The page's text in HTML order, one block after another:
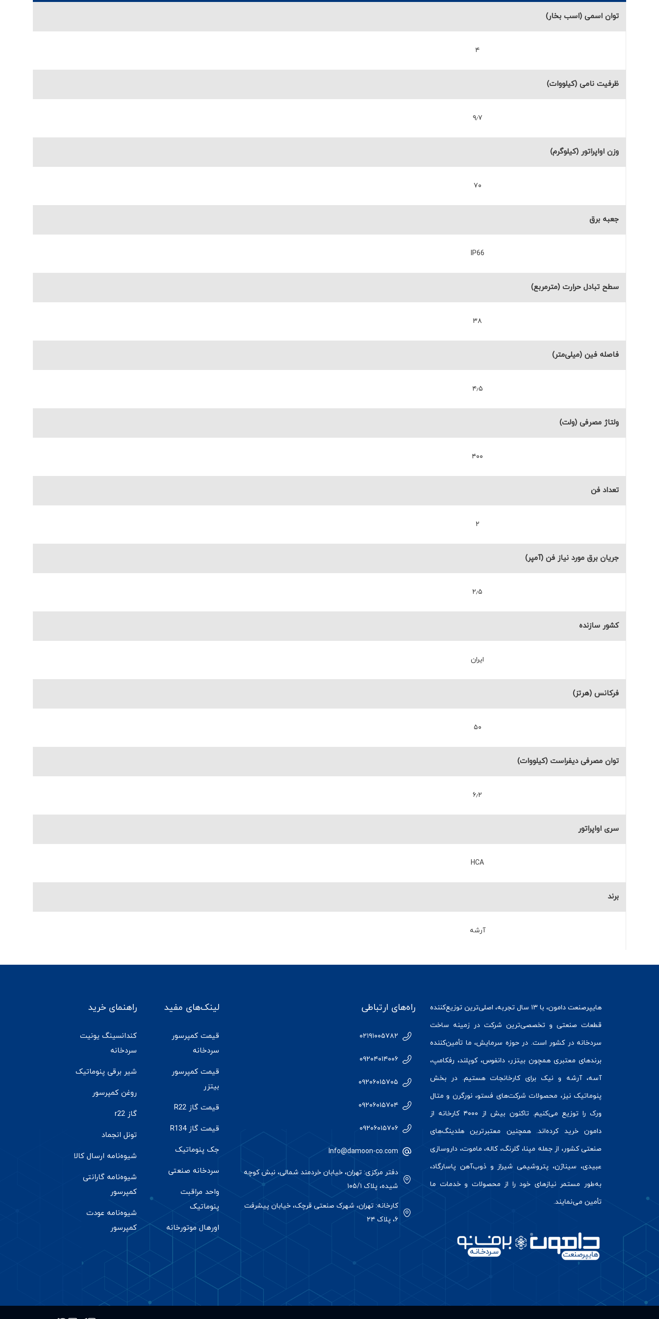
توان اسمی (اسب بخار)
۴
ظرفیت نامی (کیلووات)
۹٫۷
وزن اواپراتور (کیلوگرم)
۷۰
جعبه برق
IP66
سطح تبادل حرارت (مترمربع)
۳۸
فاصله فین (میلی‌متر)
۴٫۵
ولتاژ مصرفی (ولت)
۴۰۰
تعداد فن
۲
جریان برق مورد نیاز فن (آمپر)
۲٫۵
کشور سازنده
ایران
فرکانس (هرتز)
۵۰
توان مصرفی دیفراست (کیلووات)
۶٫۲
سری اواپراتور
HCA
برند
آرشه
هایپرصنعت
دامون، با ۱۳ سال تجربه، اصلی‌ترین توزیع‌کننده
قطعات صنعتی و تخصصی‌ترین شرکت در زمینه ساخت
سردخانه در کشور است. در حوزه سرمایش، ما تأمین‌کننده
برندهای معتبری همچون بیتزر، دانفوس،کوپلند، رفکامپ،
آسه، آرشه و نیک برای کارخانجات هستیم. در بخش
پنوماتیکنیز، محصولات شرکت‌های فستو، نورگرن و متال
ورک
را توزیع می‌کنیم. تاکنون بیش از ۴۰۰۰ کارخانه از
دامون خرید کرده‌اند. همچنین معتبرترین هلدینگ‌های
صنعتی کشور، از جمله مپنا، گلرنگ، کاله، ماموت، داروسازی
عبیدی، سیناژن، پتروشیمی شیراز و ذوب‌آهن پاسارگاد،
به‌طور مستمر نیازهای خود را از محصولات و خدمات ما
تأمین می‌نمایند.
راه‌های ارتباطی
۰۲۱۹۱۰۰۵۷۸۲
۰۹۲۰۴۰۱۴۰۰۶
۰۹۲۰۶۰۱۵۷۰۵
۰۹۲۰۶۰۱۵۷۰۴
۰۹۲۰۶۰۱۵۷۰۶
Info@damoon-co.com
دفتر مرکزی: تهران، خیابان خردمند شمالی، نبش کوچه
شیده، پلاک ۱۰۵/۱
کارخانه: تهران، شهرک صنعتی قرچک، خیابان پیشرفت
۶، پلاک ۲۴
لینک‌های مفید
قیمت کمپرسور
سردخانه
قیمت کمپرسور
بیتزر
قیمت گاز R22
قیمت گاز R134
جک پنوماتیک
سردخانه صنعتی
واحد مراقبت
پنوماتیک
اورهال موتورخانه
راهنمای خرید
کندانسینگ یونیت
سردخانه
شیر برقی پنوماتیک
روغن کمپرسور
گاز r22
تونل انجماد
شیوه‌نامه ارسال کالا
شیوه‌نامه گارانتی
کمپرسور
شیوه‌نامه عودت
کمپرسور